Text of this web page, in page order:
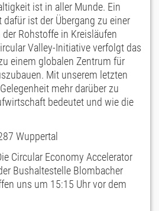
ist in aller Munde. Ein
ist der Übergang zu einer
Rohstoffe in Kreisläufen
Valley-Initiative verfolgt das
einem globalen Zentrum für
Mit unserem letzten
mehr darüber zu
bedeutet und wie die
Wuppertal
Circular Economy Accelerator
Bushaltestelle Blombacher
uns um 15:15 Uhr vor dem